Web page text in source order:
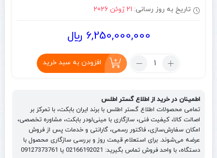
تاریخ به روز رسانی: 21 ژوئن 2026
6,250,000,000 ﷼
تعداد:
لودر
تارا
TARA
100
|
قیمت
افزودن به سبد خرید
اطمینان در خرید از اطلاع گستر اطلس
تمامی محصولات اطلاع گستر اطلس با برند ایران بابکت، با تمرکز بر
اصالت کالا، کیفیت فنی، سازگاری با مینی‌لودر بابکت، مشاوره تخصصی،
امکان سفارش‌سازی، فاکتور رسمی، گارانتی و خدمات پس از فروش
عرضه می‌شوند. برای استعلام قیمت روز و بررسی سازگاری محصول با
دستگاه، با واحد فروش تماس بگیرید: 02166192021 یا 09127373761